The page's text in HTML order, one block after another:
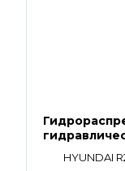
HYUNDAI